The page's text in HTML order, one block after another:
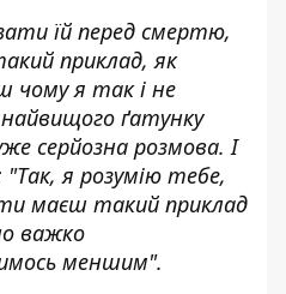
їй перед смертю,
приклад, як
чому я так і не
ґатунку
серйозна розмова. І
"Так, я розумію тебе,
маєш такий приклад
важко
меншим".